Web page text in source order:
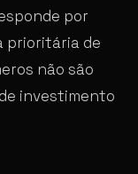
por
prioritária de
não são
investimento